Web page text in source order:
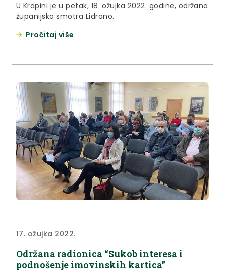
U Krapini je u petak, 18. ožujka 2022. godine, održana
županijska smotra Lidrano.
Pročitaj više
17. ožujka 2022.
Održana radionica “Sukob interesa i
podnošenje imovinskih kartica”